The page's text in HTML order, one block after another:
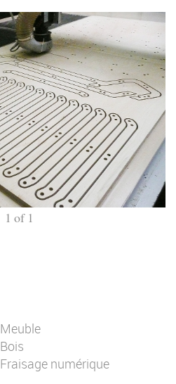
1 of 1
Meuble
Bois
Fraisage numérique